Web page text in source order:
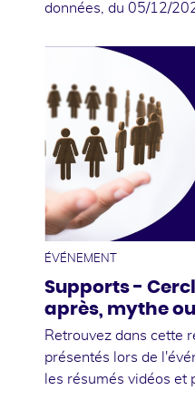
données, du 05/12/
ÉVÉNEMENT
Supports -
après, mythe
Retrouvez dans cette
présentés lors de
les résumés vidéos et